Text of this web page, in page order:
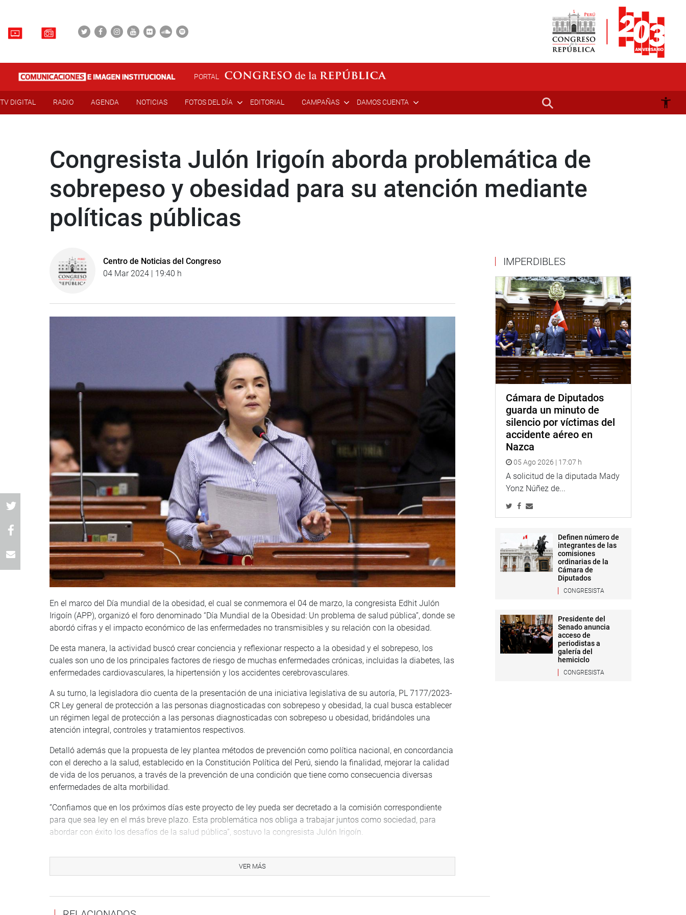
PORTAL
TV DIGITAL RADIO AGENDA NOTICIAS FOTOS DEL DÍA EDITORIAL CAMPAÑAS DAMOS CUENTA
Congresista Julón Irigoín aborda problemática de
sobrepeso y obesidad para su atención mediante
políticas públicas
Centro de Noticias del Congreso
04 Mar 2024 | 19:40 h
En el marco del Día mundial de la obesidad, el cual se conmemora el 04 de marzo, la congresista Edhit Julón
Irigoín (APP), organizó el foro denominado “Día Mundial de la Obesidad: Un problema de salud pública”, donde se
abordó cifras y el impacto económico de las enfermedades no transmisibles y su relación con la obesidad.
De esta manera, la actividad buscó crear conciencia y reflexionar respecto a la obesidad y el sobrepeso, los
cuales son uno de los principales factores de riesgo de muchas enfermedades crónicas, incluidas la diabetes, las
enfermedades cardiovasculares, la hipertensión y los accidentes cerebrovasculares.
A su turno, la legisladora dio cuenta de la presentación de una iniciativa legislativa de su autoría, PL 7177/2023-
CR Ley general de protección a las personas diagnosticadas con sobrepeso y obesidad, la cual busca establecer
un régimen legal de protección a las personas diagnosticadas con sobrepeso u obesidad, bridándoles una
atención integral, controles y tratamientos respectivos.
Detalló además que la propuesta de ley plantea métodos de prevención como política nacional, en concordancia
con el derecho a la salud, establecido en la Constitución Política del Perú, siendo la finalidad, mejorar la calidad
de vida de los peruanos, a través de la prevención de una condición que tiene como consecuencia diversas
enfermedades de alta morbilidad.
”Confiamos que en los próximos días este proyecto de ley pueda ser decretado a la comisión correspondiente
para que sea ley en el más breve plazo. Esta problemática nos obliga a trabajar juntos como sociedad, para
abordar con éxito los desafíos de la salud pública”, sostuvo la congresista Julón Irigoín.
investigador del Centro de Investigación de la Universidad del Pacifico, y a Vicente Cruzate, director ejecutivo de
la Dirección de Prevención y Control de Enfermedades No Transmisibles, Raras y Huérfanas – Denot del
VER MÁS
IMPERDIBLES
Cámara de Diputados
guarda un minuto de
silencio por víctimas del
accidente aéreo en
Nazca
05 Ago 2026 | 17:07 h
A solicitud de la diputada Mady
Yonz Núñez de...
Definen número de
integrantes de las
comisiones
ordinarias de la
Cámara de
Diputados
CONGRESISTA
Presidente del
Senado anuncia
acceso de
periodistas a
galería del
hemiciclo
CONGRESISTA